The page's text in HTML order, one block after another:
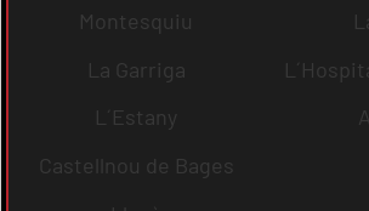
Montesquiu
La Garriga
L´Estany
Castellnou de Bages